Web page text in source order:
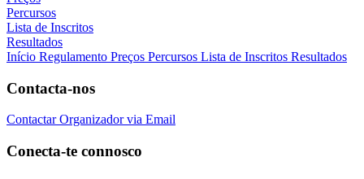
Percursos
Lista de Inscritos
Resultados
Início Regulamento Preços Percursos Lista de Inscritos Resultados
Contacta-nos
Contactar Organizador via Email
Conecta-te connosco